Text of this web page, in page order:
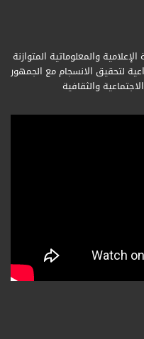
والمعلوماتية المتوازنة
لتحقيق الانسجام مع الجمهور
والثقافية